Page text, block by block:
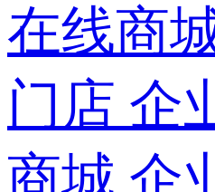
在线商
门店 企
商城 企